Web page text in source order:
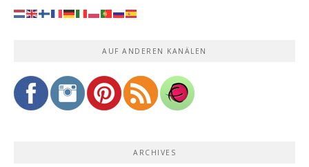
AUF ANDEREN KANÄLEN
ARCHIVES